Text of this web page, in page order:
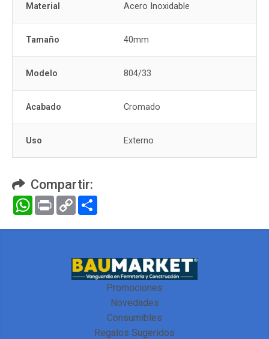
Material Acero Inoxidable
Tamaño 40mm
Modelo 804/33
Acabado Cromado
Uso Externo
Compartir:
WhatsApp
Print Copy
Link
Promociones
Novedades
Consumibles
Regalos Sugeridos